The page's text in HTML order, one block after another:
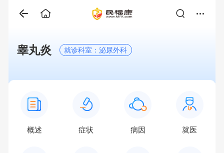
睾丸炎 就诊科室：泌尿外科
概述 症状 病因 就医